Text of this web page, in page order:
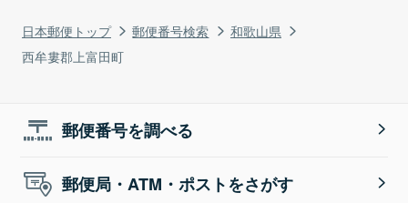
日本郵便トップ 郵便番号検索
和歌山県
西牟婁郡上富田町
郵便番号を調べる
郵便局・ATM・ポストをさがす